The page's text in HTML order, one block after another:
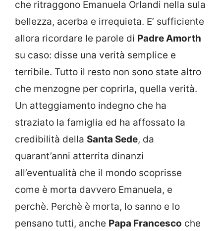
che ritraggono Emanuela Orlandi nella sula
bellezza, acerba e irrequieta. E’ sufficiente
allora ricordare le parole di Padre Amorth
su caso: disse una verità semplice e
terribile. Tutto il resto non sono state altro
che menzogne per coprirla, quella verità.
Un atteggiamento indegno che ha
straziato la famiglia ed ha affossato la
credibilità della Santa Sede, da
quarant’anni atterrita dinanzi
all’eventualità che il mondo scoprisse
come è morta davvero Emanuela, e
perchè. Perchè è morta, lo sanno e lo
pensano tutti, anche Papa Francesco che